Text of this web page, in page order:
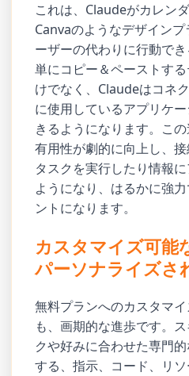
これは、Claudeがカレン
Canvaのようなデザイン
ーザーの代わりに行動でき
単にコピー＆ペーストす
けでなく、Claudeはコネ
に使用しているアプリケ
きるようになります。こ
有用性が劇的に向上し、
タスクを実行したり情報
ようになり、はるかに強
ントになります。
カスタマイズ可能
パーソナライズさ
無料プランへのカスタマ
も、画期的な進歩です。
クや好みに合わせた専門
する、指示、コード、リ